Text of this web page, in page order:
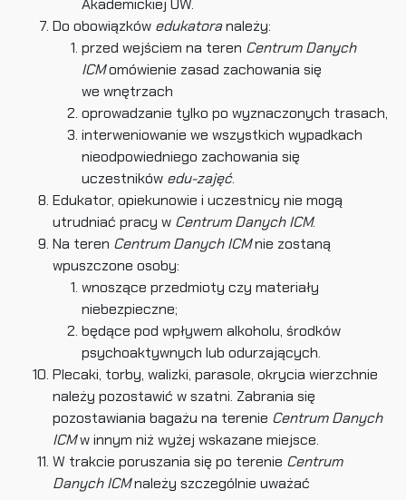
Akademickiej UW.
Do obowiązków edukatoranależy:
przed wejściem na teren Centrum Danych
ICMomówienie zasad zachowania się
we wnętrzach
oprowadzanie tylko po wyznaczonych trasach,
interweniowanie we wszystkich wypadkach
nieodpowiedniego zachowania się
uczestników edu-zajęć.
Edukator, opiekunowie i uczestnicy nie mogą
utrudniać pracy w Centrum Danych ICM.
Na teren Centrum Danych ICMnie zostaną
wpuszczone osoby:
wnoszące przedmioty czy materiały
niebezpieczne;
będące pod wpływem alkoholu, środków
psychoaktywnych lub odurzających.
Plecaki, torby, walizki, parasole, okrycia wierzchnie
należy pozostawić w szatni. Zabrania się
pozostawiania bagażu na terenie Centrum Danych
ICMw innym niż wyżej wskazane miejsce.
W trakcie poruszania się po terenie Centrum
Danych ICMnależy szczególnie uważać